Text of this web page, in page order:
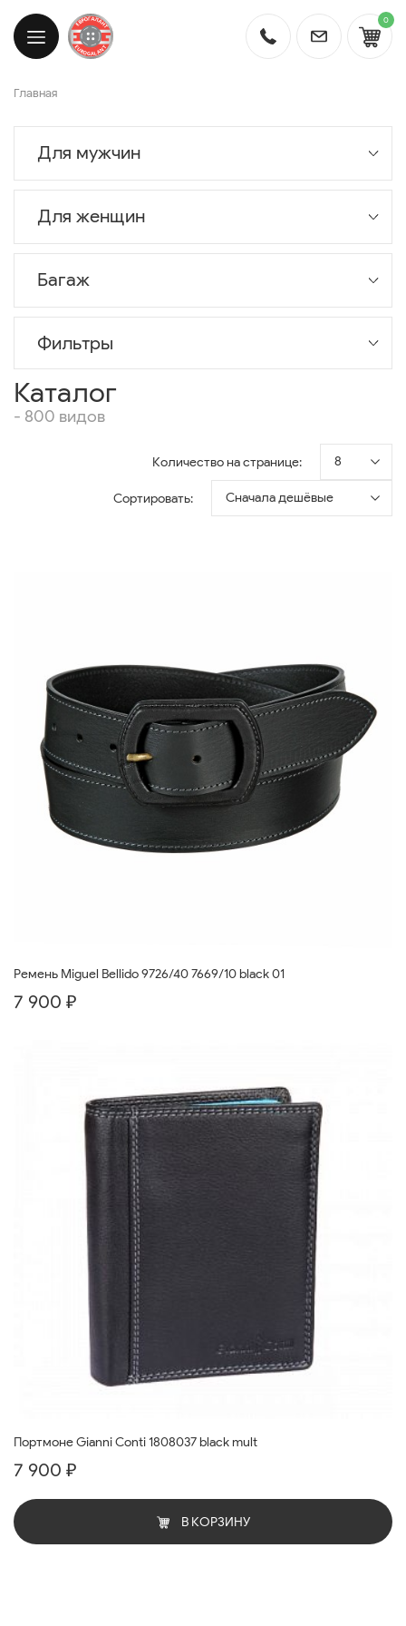
0
Главная
Для мужчин
Для женщин
Багаж
Фильтры
Каталог
- 800 видов
Количество на странице: 8
Сортировать: Сначала дешёвые
Ремень Miguel Bellido 9726/40 7669/10 black 01
7 900 ₽
Портмоне Gianni Conti 1808037 black mult
7 900 ₽
В КОРЗИНУ